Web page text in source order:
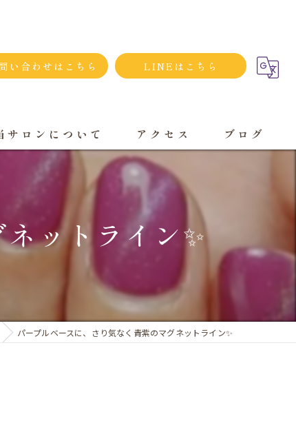
い合わせはこちら LINEはこちら
サロンについて
ンプルネイル
メージネイルケア
イベートサロン
アクセス ブログ
ットライン✨️
パープルベースに、さり気なく青紫のマグネットライン✨️